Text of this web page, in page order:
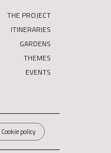
THE PROJECT
ITINERARIES
GARDENS
THEMES
EVENTS
Cookie policy